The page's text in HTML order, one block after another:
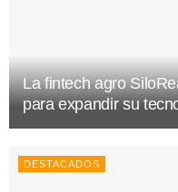
La fintech agro
para expandir su
DESTACADOS